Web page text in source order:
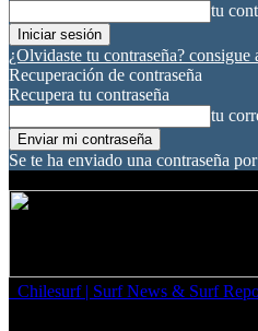
tu
¿Olvidaste tu contraseña? consigue
Recuperación de contraseña
Recupera tu contraseña
tu
Se te ha enviado una contraseña
Chilesurf | Surf News & Surf